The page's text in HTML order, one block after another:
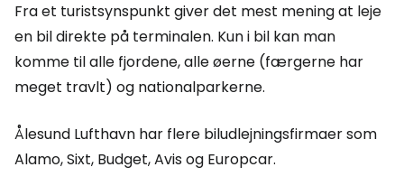
Fra et turistsynspunkt giver det mest mening at leje
en bil direkte på terminalen. Kun i bil kan man
komme til alle fjordene, alle øerne (færgerne har
meget travlt) og nationalparkerne.
Ålesund Lufthavn har flere biludlejningsfirmaer som
Alamo, Sixt, Budget, Avis og Europcar.